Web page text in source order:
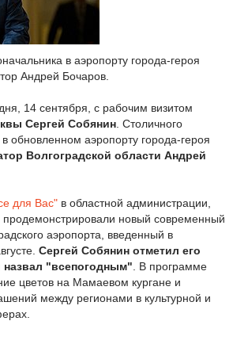
в аэропорту города-героя
Андрей Бочаров.
14 сентября, с рабочим визитом
Сергей Собянин . Столичного
обновленном аэропорту города-героя
Волгоградской области Андрей
для Вас" в областной администрации,
новый современный
аэропорта, введенный в
Сергей Собянин отметил его
назвал "всепогодным" . В программе
цветов на Мамаевом кургане и
между регионами в культурной и